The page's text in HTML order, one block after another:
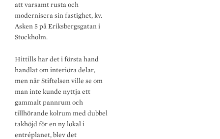
att varsamt rusta och
modernisera sin fastighet, kv.
Asken 5 på Eriksbergsgatan i
Stockholm.
Hittills har det i första hand
handlat om interiöra delar,
men när Stiftelsen ville se om
man inte kunde nyttja ett
gammalt pannrum och
tillhörande kolrum med dubbel
takhöjd för en ny lokal i
entréplanet, blev det